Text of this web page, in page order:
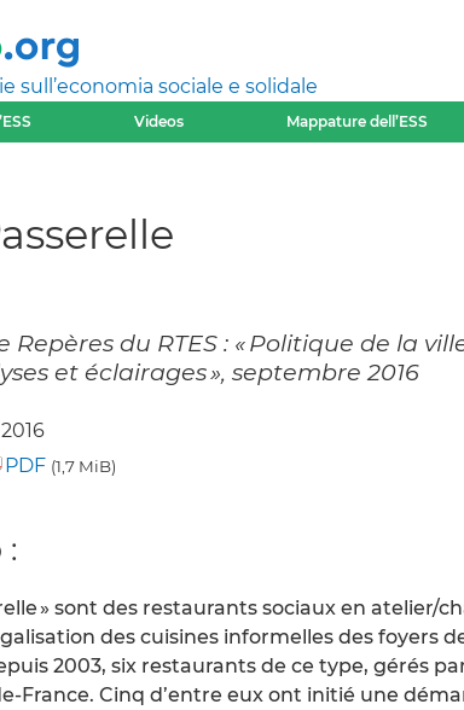
sull’economia sociale e solidale
Videos Mappature dell’ESS
du RTES : « Politique de la
et éclairages », septembre 2016
PDF (1,7 MiB)
» sont des restaurants sociaux en atelier/
des cuisines informelles des foyers
2003, six restaurants de ce type, gérés
France. Cinq d’entre eux ont initié une